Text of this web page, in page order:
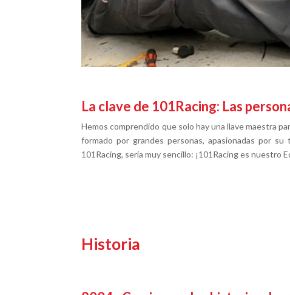
La clave de 101Racing: Las
Hemos comprendido que solo hay una llave maestra
formado por grandes personas, apasionadas por
101Racing, sería muy sencillo: ¡101Racing es nuestro
Historia